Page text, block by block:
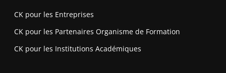
CK pour les Entreprises
CK pour les Partenaires Organisme de Formation
CK pour les Institutions Académiques